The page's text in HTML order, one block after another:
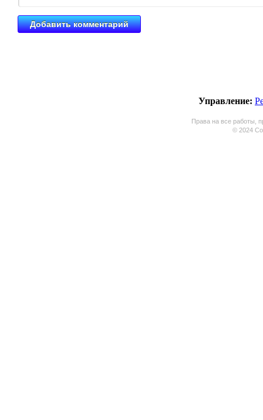
Управление:
Права на все работы,
© 2024